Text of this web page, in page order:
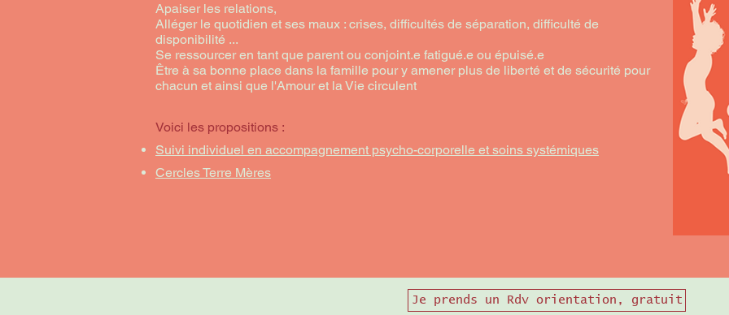
Apaiser les relations,
Alléger le quotidien et ses maux : crises, difficultés de séparation, difficulté de
disponibilité ...
Se ressourcer en tant que parent ou conjoint.e fatigué.e ou épuisé.e
Être à sa bonne place dans la famille pour y amener plus de liberté et de sécurité pour
chacun et ainsi que l'Amour et la Vie circulent
Voici les propositions :
Suivi individuel en accompagnement psycho-corporelle et soins systémiques
Cercles Terre Mères
Je prends un Rdv orientation, gratuit